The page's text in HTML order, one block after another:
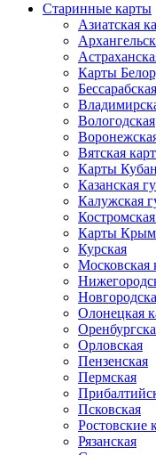
Старинные карты
Азиатская
Карты
Бессарабская
Вологодская
Вятская
Карты
Казанская
Калужская
Карты
Курская
Московская
Олонецкая
Орловская
Пензенская
Пермская
Псковская
Ростовские
Рязанская